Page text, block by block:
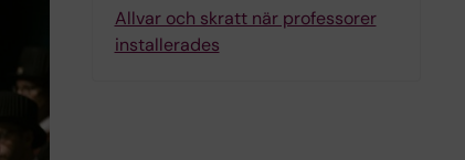
Allvar och skratt när professorer
installerades